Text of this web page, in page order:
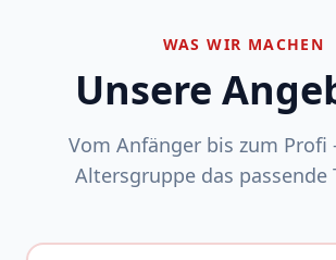
WAS WIR MACHEN
Unsere
Vom Anfänger bis zum Profi
Altersgruppe das passende